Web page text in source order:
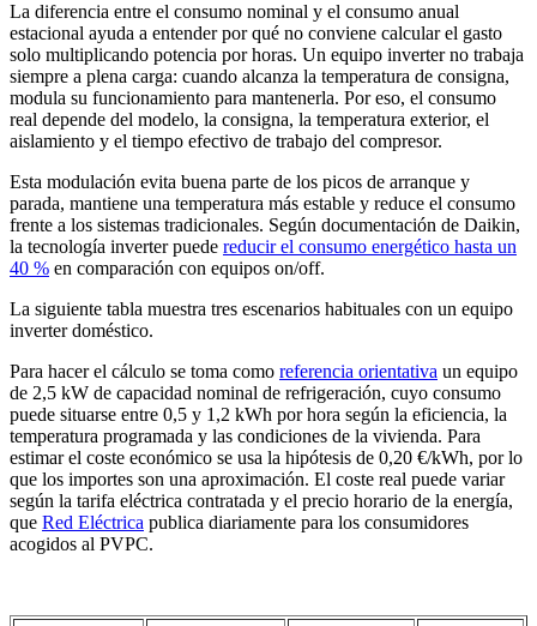
La diferencia entre el consumo nominal y el consumo anual
estacional ayuda a entender por qué no conviene calcular el gasto
solo multiplicando potencia por horas. Un equipo inverter no trabaja
siempre a plena carga: cuando alcanza la temperatura de consigna,
modula su funcionamiento para mantenerla. Por eso, el consumo
real depende del modelo, la consigna, la temperatura exterior, el
aislamiento y el tiempo efectivo de trabajo del compresor.
Esta modulación evita buena parte de los picos de arranque y
parada, mantiene una temperatura más estable y reduce el consumo
frente a los sistemas tradicionales. Según documentación de Daikin,
la tecnología inverter puede reducir el consumo energético hasta un
40 % en comparación con equipos on/off.
La siguiente tabla muestra tres escenarios habituales con un equipo
inverter doméstico.
Para hacer el cálculo se toma como referencia orientativa un equipo
de 2,5 kW de capacidad nominal de refrigeración, cuyo consumo
puede situarse entre 0,5 y 1,2 kWh por hora según la eficiencia, la
temperatura programada y las condiciones de la vivienda. Para
estimar el coste económico se usa la hipótesis de 0,20 €/kWh, por lo
que los importes son una aproximación. El coste real puede variar
según la tarifa eléctrica contratada y el precio horario de la energía,
que Red Eléctrica publica diariamente para los consumidores
acogidos al PVPC.